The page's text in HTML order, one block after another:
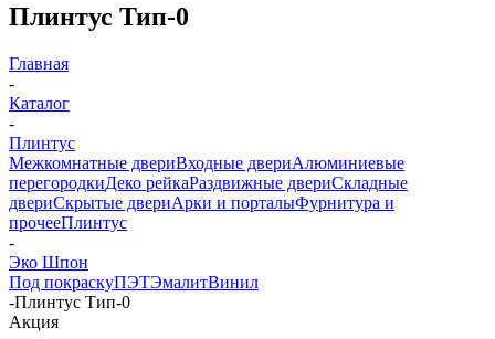
Плинтус Тип-0
Главная
-
Каталог
-
Плинтус
Межкомнатные двериВходные двериАлюминиевые
перегородкиДеко рейкаРаздвижные двериСкладные
двериСкрытые двериАрки и порталыФурнитура и
прочееПлинтус
-
Эко Шпон
Под покраскуПЭТЭмалитВинил
-Плинтус Тип-0
Акция